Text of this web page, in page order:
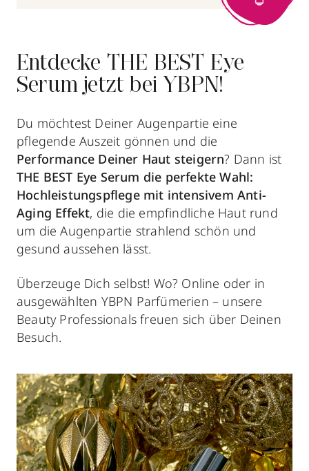
Entdecke THE BEST Eye
Serum jetzt bei YBPN!
Du möchtest Deiner Augenpartie eine
pflegende Auszeit gönnen und die
Performance Deiner Haut steigern? Dann ist
THE BEST Eye Serum die perfekte Wahl:
Hochleistungspflege mit intensivem Anti-
Aging Effekt, die die empfindliche Haut rund
um die Augenpartie strahlend schön und
gesund aussehen lässt.
Überzeuge Dich selbst! Wo? Online oder in
ausgewählten YBPN Parfümerien – unsere
Beauty Professionals freuen sich über Deinen
Besuch.